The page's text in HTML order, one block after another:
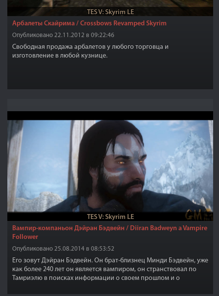
TES V: Skyrim LE
Арбалеты Скайрима / Crossbows Revamped Skyrim
Опубликовано 22.11.2012 в 09:22:46
Свободная продажа арбалетов у любого торговца и
изготовление в любой кузнице.
TES V: Skyrim LE
Вампир-компаньон Дэйран Бэдвейн / Diiran Badweyn a Vampire
Follower
Опубликовано 25.08.2014 в 08:53:52
Его зовут Дэйран Бэдвейн. Он брат-близнец Минди Бэдвейн, уже
как более 240 лет он является вампиром, он странствовал по
Тамриэлю в поисках информации о своем прошлом и о